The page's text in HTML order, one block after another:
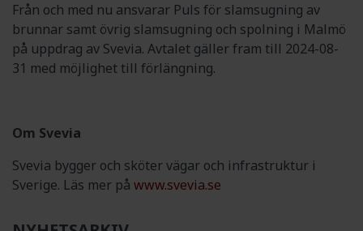
Från och med nu ansvarar Puls för slamsugning av
brunnar samt övrig slamsugning och spolning i Malmö
på uppdrag av Svevia. Avtalet gäller fram till 2024-08-
31 med möjlighet till förlängning.
Om Svevia
Svevia bygger och sköter vägar och infrastruktur i
Sverige. Läs mer på www.svevia.se